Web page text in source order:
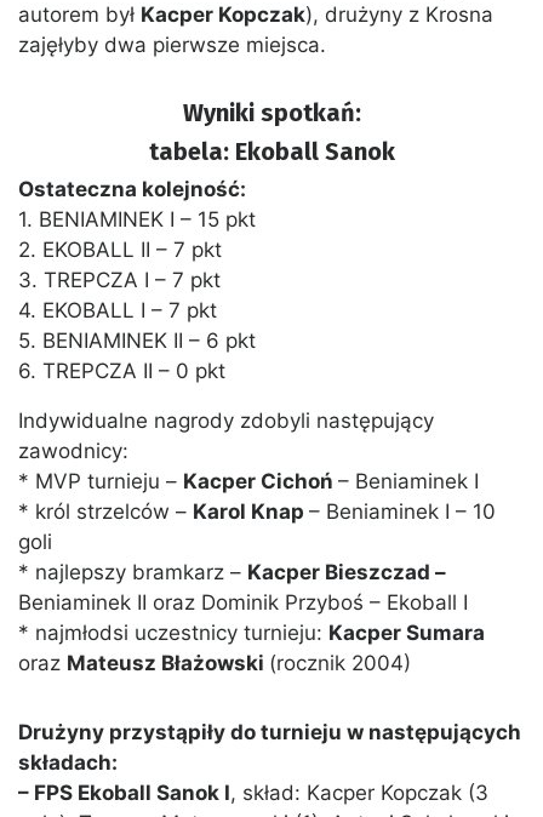
autorem był Kacper Kopczak), drużyny z Krosna
zajęłyby dwa pierwsze miejsca.
Wyniki spotkań:
tabela: Ekoball Sanok
Ostateczna kolejność:
1. BENIAMINEK I – 15 pkt
2. EKOBALL II – 7 pkt
3. TREPCZA I – 7 pkt
4. EKOBALL I – 7 pkt
5. BENIAMINEK II – 6 pkt
6. TREPCZA II – 0 pkt
Indywidualne nagrody zdobyli następujący
zawodnicy:
* MVP turnieju – Kacper Cichoń – Beniaminek I
* król strzelców – Karol Knap – Beniaminek I – 10
goli
* najlepszy bramkarz – Kacper Bieszczad –
Beniaminek II oraz Dominik Przyboś – Ekoball I
* najmłodsi uczestnicy turnieju: Kacper Sumara
oraz Mateusz Błażowski (rocznik 2004)
Drużyny przystąpiły do turnieju w następujących
składach:
– FPS Ekoball Sanok I, skład: Kacper Kopczak (3